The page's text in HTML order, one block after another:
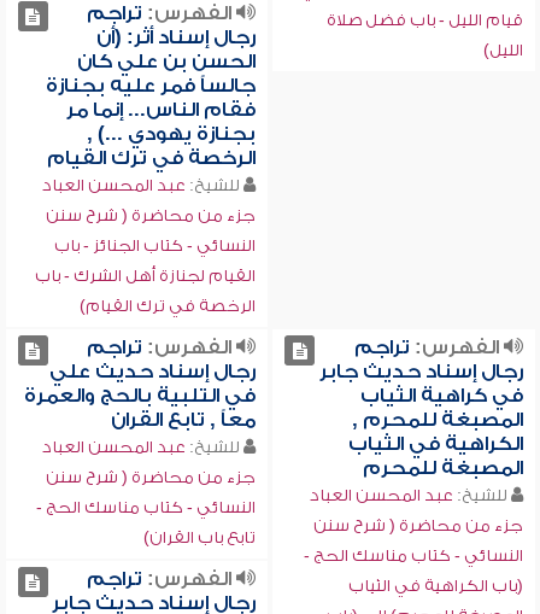
قيام الليل - باب فضل صلاة
الليل)
الفهرس: تراجم
رجال إسناد أثر: (أن
الحسن بن علي كان
جالساً فمر عليه بجنازة
فقام الناس... إنما مر
بجنازة يهودي ...) ,
الرخصة في ترك القيام
للشيخ: عبد المحسن العباد
جزء من محاضرة ( شرح سنن
النسائي - كتاب الجنائز - باب
القيام لجنازة أهل الشرك - باب
الرخصة في ترك القيام)
الفهرس: تراجم
رجال إسناد حديث جابر
في كراهية الثياب
المصبغة للمحرم ,
الكراهية في الثياب
المصبغة للمحرم
للشيخ: عبد المحسن العباد
جزء من محاضرة ( شرح سنن
النسائي - كتاب مناسك الحج -
(باب الكراهية في الثياب
الفهرس: تراجم
رجال إسناد حديث علي
في التلبية بالحج والعمرة
معاً , تابع القران
للشيخ: عبد المحسن العباد
جزء من محاضرة ( شرح سنن
النسائي - كتاب مناسك الحج -
تابع باب القران)
الفهرس: تراجم
رجال إسناد حديث جابر